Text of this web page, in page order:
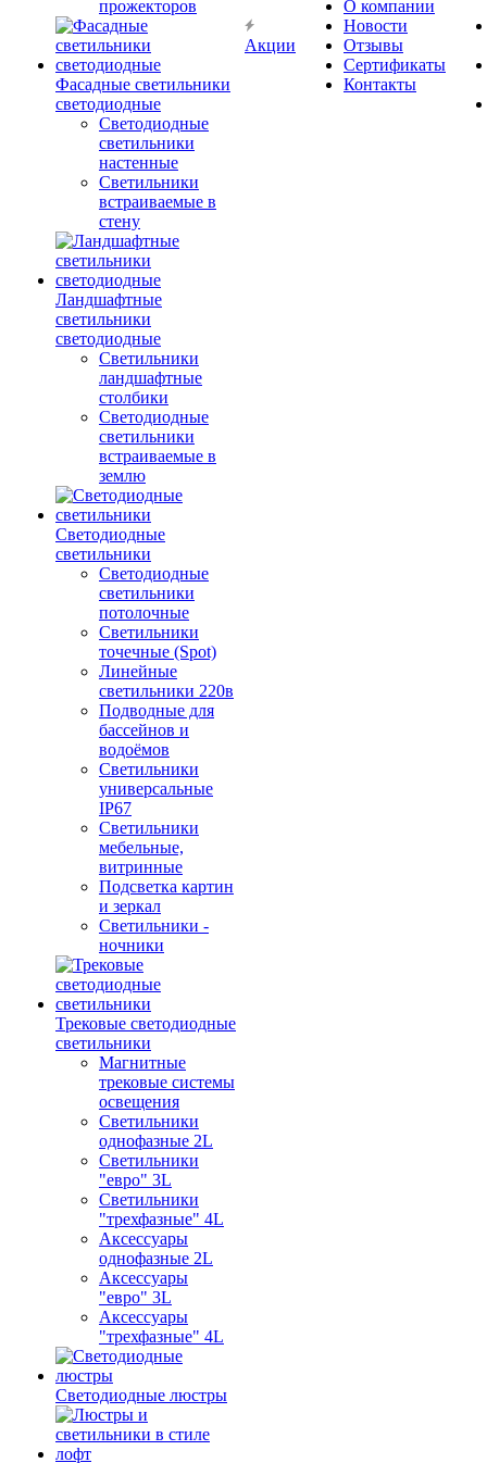
прожекторов
Фасадные светильники
светодиодные
Светодиодные
светильники
настенные
Светильники
встраиваемые в
стену
Ландшафтные
светильники
светодиодные
Светильники
ландшафтные
столбики
Светодиодные
светильники
встраиваемые в
землю
Светодиодные
светильники
Светодиодные
светильники
потолочные
Светильники
точечные (Spot)
Линейные
светильники 220в
Подводные для
бассейнов и
водоёмов
Светильники
универсальные
IP67
Светильники
мебельные,
витринные
Подсветка картин
и зеркал
Светильники -
ночники
Трековые светодиодные
светильники
Магнитные
трековые системы
освещения
Светильники
однофазные 2L
Светильники
"евро" 3L
Светильники
"трехфазные" 4L
Аксессуары
однофазные 2L
Аксессуары
"евро" 3L
Аксессуары
"трехфазные" 4L
Светодиодные люстры
Акции
О компании
Новости
Отзывы
Сертификаты
Контакты